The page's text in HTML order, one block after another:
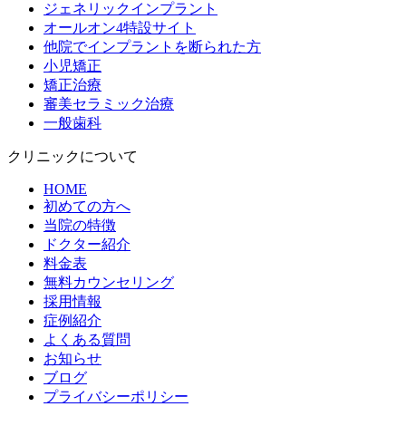
ジェネリックインプラント
オールオン4特設サイト
他院でインプラントを断られた方
小児矯正
矯正治療
審美セラミック治療
一般歯科
クリニックについて
HOME
初めての方へ
当院の特徴
ドクター紹介
料金表
無料カウンセリング
採用情報
症例紹介
よくある質問
お知らせ
ブログ
プライバシーポリシー